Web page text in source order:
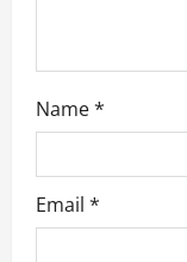
n
Name*
Email *